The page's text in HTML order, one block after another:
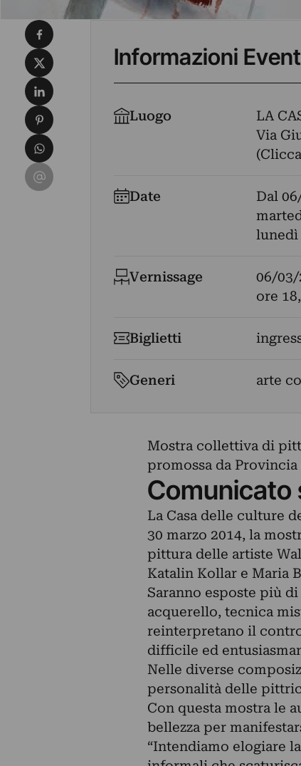
Informazioni
Luogo
LA
Via
Date Dal
lunedì
Vernissage
06/03/
ore
Biglietti
Generi arte
Mostra collettiva di
promossa da
Comunicato
La Casa delle culture
30 marzo 2014, la
pittura delle artiste
Katalin Kollar e Maria
Saranno esposte più
acquerello, tecnica
reinterpretano il
difficile ed
Nelle diverse
personalità delle
Con questa mostra le
bellezza per
“Intendiamo elogiare
Condividi su Facebook
Condividi su X
Condividi su LinkedIn
Condividi su Pinterest
Condividi su WhatsApp
Condividi su Email